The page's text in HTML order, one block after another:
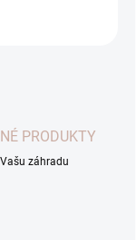
PRODUKTY
záhradu